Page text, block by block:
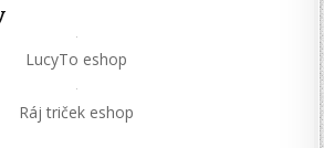
LucyTo eshop
Ráj triček eshop